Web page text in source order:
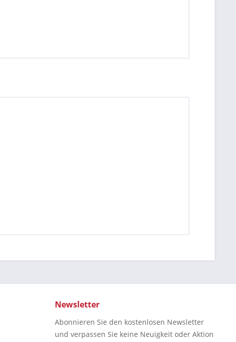
Newsletter
Abonnieren Sie den kostenlosen Newsletter
und verpassen Sie keine Neuigkeit oder Aktion